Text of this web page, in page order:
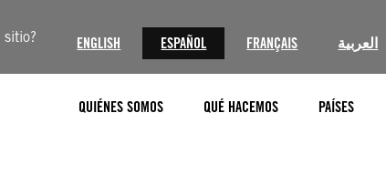
ENGLISH ESPAÑOL FRANÇAIS العربية
QUIÉNES SOMOS QUÉ HACEMOS PAÍSES